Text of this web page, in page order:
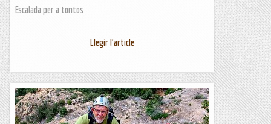
Escalada per a tontos
Llegir l'article